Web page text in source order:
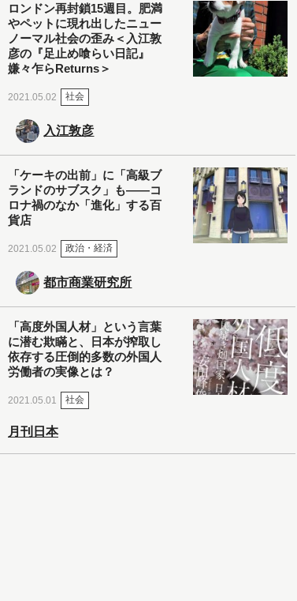
ロンドン再封鎖15週目。肥満
やペットに現れ出したニュー
ノーマル社会の歪み＜入江敦
彦の『足止め喰らい日記』
嫌々乍らReturns＞
2021.05.02 社会
入江敦彦
「ケーキの出前」に「高級ブ
ランドのサブスク」も――コ
ロナ禍のなか「進化」する百
貨店
2021.05.02 政治・経済
都市商業研究所
「高度外国人材」という言葉
に潜む欺瞞と、日本が搾取し
依存する圧倒的多数の外国人
労働者の実像とは？
2021.05.01 社会
月刊日本